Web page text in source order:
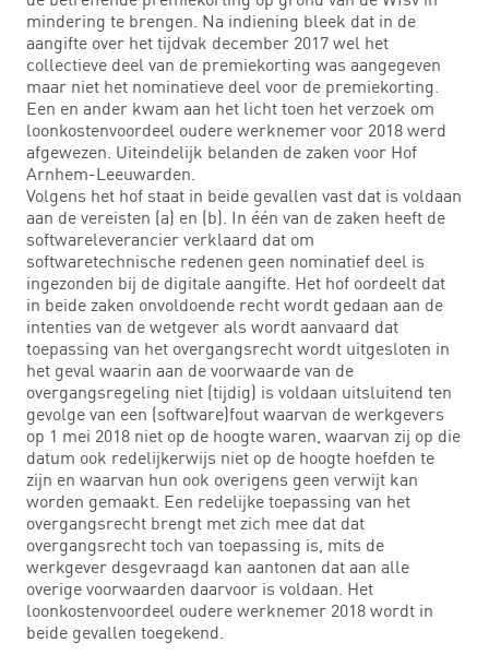
mindering te brengen. Na indiening bleek dat in de
aangifte over het tijdvak december 2017 wel het
collectieve deel van de premiekorting was aangegeven
maar niet het nominatieve deel voor de premiekorting.
Een en ander kwam aan het licht toen het verzoek om
loonkostenvoordeel oudere werknemer voor 2018 werd
afgewezen. Uiteindelijk belanden de zaken voor Hof
Arnhem-Leeuwarden.
Volgens het hof staat in beide gevallen vast dat is voldaan
aan de vereisten (a) en (b). In één van de zaken heeft de
softwareleverancier verklaard dat om
softwaretechnische redenen geen nominatief deel is
ingezonden bij de digitale aangifte. Het hof oordeelt dat
in beide zaken onvoldoende recht wordt gedaan aan de
intenties van de wetgever als wordt aanvaard dat
toepassing van het overgangsrecht wordt uitgesloten in
het geval waarin aan de voorwaarde van de
overgangsregeling niet (tijdig) is voldaan uitsluitend ten
gevolge van een (software)fout waarvan de werkgevers
op 1 mei 2018 niet op de hoogte waren, waarvan zij op die
datum ook redelijkerwijs niet op de hoogte hoefden te
zijn en waarvan hun ook overigens geen verwijt kan
worden gemaakt. Een redelijke toepassing van het
overgangsrecht brengt met zich mee dat dat
overgangsrecht toch van toepassing is, mits de
werkgever desgevraagd kan aantonen dat aan alle
overige voorwaarden daarvoor is voldaan. Het
loonkostenvoordeel oudere werknemer 2018 wordt in
beide gevallen toegekend.